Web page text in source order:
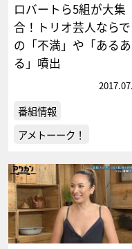
ロバートら5組が大集
合！トリオ芸人なら
の「不満」や「あるあ
る」噴出
番組情報
アメトーーク！